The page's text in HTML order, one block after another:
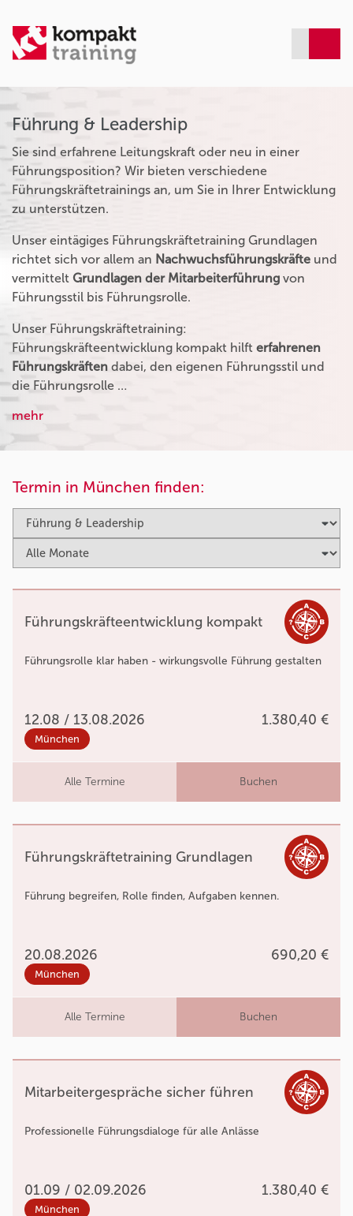
Führung & Leadership
Sie sind erfahrene Leitungskraft oder neu in einer
Führungsposition? Wir bieten verschiedene
Führungskräftetrainings an, um Sie in Ihrer Entwicklung
zu unterstützen.
Unser eintägiges Führungskräftetraining Grundlagen
richtet sich vor allem an Nachwuchsführungskräfte und
vermittelt Grundlagen der Mitarbeiterführung von
Führungsstil bis Führungsrolle.
Unser Führungskräftetraining:
Führungskräfteentwicklung kompakt hilft erfahrenen
Führungskräften dabei, den eigenen Führungsstil und
die Führungsrolle …
mehr
Termin in München finden:
Führungskräfteentwicklung kompakt
Führungsrolle klar haben - wirkungsvolle Führung gestalten
12.08 / 13.08.2026 1.380,40 €
München
Alle Termine Buchen
Führungskräftetraining Grundlagen
Führung begreifen, Rolle finden, Aufgaben kennen.
20.08.2026 690,20 €
München
Alle Termine Buchen
Mitarbeitergespräche sicher führen
Professionelle Führungsdialoge für alle Anlässe
01.09 / 02.09.2026 1.380,40 €
München